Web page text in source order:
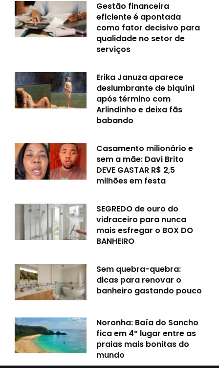
Gestão financeira
eficiente é apontada
como fator decisivo para
qualidade no setor de
serviços
Erika Januza aparece
deslumbrante de biquíni
após término com
Arlindinho e deixa fãs
babando
Casamento milionário e
sem a mãe: Davi Brito
DEVE GASTAR R$ 2,5
milhões em festa
SEGREDO de ouro do
vidraceiro para nunca
mais esfregar o BOX DO
BANHEIRO
Sem quebra-quebra:
dicas para renovar o
banheiro gastando pouco
Noronha: Baía do Sancho
fica em 4º lugar entre as
praias mais bonitas do
mundo